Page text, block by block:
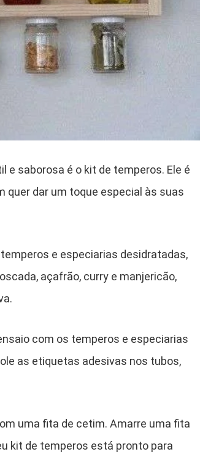
saborosa é o kit de temperos. Ele é
quer dar um toque especial às suas
e especiarias desidratadas,
açafrão, curry e manjericão,
com os temperos e especiarias
as etiquetas adesivas nos tubos,
uma fita de cetim. Amarre uma fita
kit de temperos está pronto para